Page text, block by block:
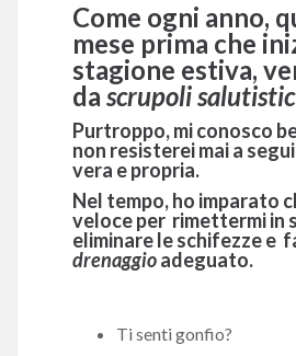
Come ogni anno,
mese prima che
stagione estiva,
da scrupoli
Purtroppo, mi conosco
non resisterei mai a
vera e propria.
Nel tempo, ho imparato
veloce per rimettermi in
eliminare le schifezze e
drenaggioadeguato.
Ti senti gonfio?